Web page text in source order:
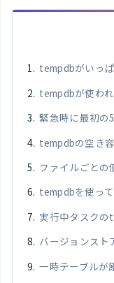
tempdbがいっ
tempdbが使わ
緊急時に最初の
tempdbの空き
ファイルごとの
tempdbを使っ
実行中タスクの
バージョンスト
一時テーブルが